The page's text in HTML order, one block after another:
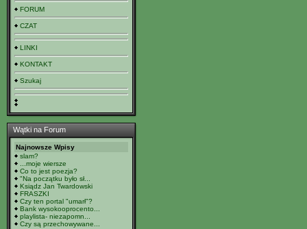
FORUM
CZAT
LINKI
KONTAKT
Szukaj
Wątki na Forum
Najnowsze Wpisy
slam?
...moje wiersze
Co to jest poezja?
"Na początku było sł...
Ksiądz Jan Twardowski
FRASZKI
Czy ten portal "umarł"?
Bank wysokooprocento...
playlista- niezapomn...
Czy są przechowywane...